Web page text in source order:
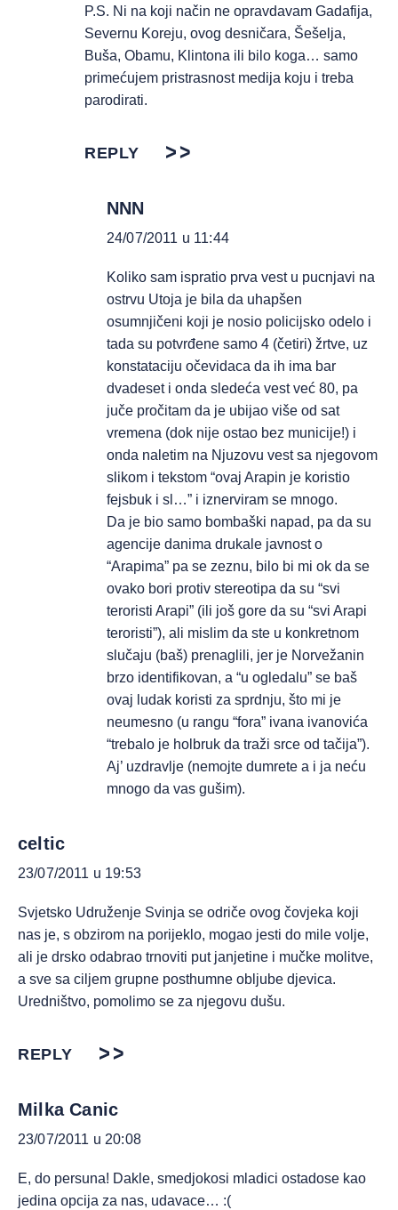
P.S. Ni na koji način ne opravdavam Gadafija,
Severnu Koreju, ovog desničara, Šešelja,
Buša, Obamu, Klintona ili bilo koga… samo
primećujem pristrasnost medija koju i treba
parodirati.
REPLY
NNN
24/07/2011 u 11:44
Koliko sam ispratio prva vest u pucnjavi na
ostrvu Utoja je bila da uhapšen
osumnjičeni koji je nosio policijsko odelo i
tada su potvrđene samo 4 (četiri) žrtve, uz
konstataciju očevidaca da ih ima bar
dvadeset i onda sledeća vest već 80, pa
juče pročitam da je ubijao više od sat
vremena (dok nije ostao bez municije!) i
onda naletim na Njuzovu vest sa njegovom
slikom i tekstom “ovaj Arapin je koristio
fejsbuk i sl…” i iznerviram se mnogo.
Da je bio samo bombaški napad, pa da su
agencije danima drukale javnost o
“Arapima” pa se zeznu, bilo bi mi ok da se
ovako bori protiv stereotipa da su “svi
teroristi Arapi” (ili još gore da su “svi Arapi
teroristi”), ali mislim da ste u konkretnom
slučaju (baš) prenaglili, jer je Norvežanin
brzo identifikovan, a “u ogledalu” se baš
ovaj ludak koristi za sprdnju, što mi je
neumesno (u rangu “fora” ivana ivanovića
“trebalo je holbruk da traži srce od tačija”).
Aj’ uzdravlje (nemojte dumrete a i ja neću
mnogo da vas gušim).
celtic
23/07/2011 u 19:53
Svjetsko Udruženje Svinja se odriče ovog čovjeka koji
nas je, s obzirom na porijeklo, mogao jesti do mile volje,
ali je drsko odabrao trnoviti put janjetine i mučke molitve,
a sve sa ciljem grupne posthumne obljube djevica.
Uredništvo, pomolimo se za njegovu dušu.
REPLY
Milka Canic
23/07/2011 u 20:08
E, do persuna! Dakle, smedjokosi mladici ostadose kao
jedina opcija za nas, udavace… :(